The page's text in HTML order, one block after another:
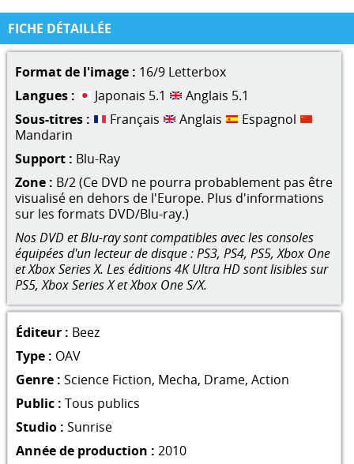
FICHE DÉTAILLÉE
Format de l'image : 16/9 Letterbox
Langues :
Japonais 5.1
Anglais 5.1
Sous-titres :
Français Anglais
Espagnol
Mandarin
Support : Blu-Ray
Zone : B/2 (Ce DVD ne pourra probablement pas être
visualisé en dehors de l'Europe. Plus d'informations
sur les formats DVD/Blu-ray.)
Nos DVD et Blu-ray sont compatibles avec les consoles
équipées d'un lecteur de disque : PS3, PS4, PS5, Xbox One
et Xbox Series X. Les éditions 4K Ultra HD sont lisibles sur
PS5, Xbox Series X et Xbox One S/X.
Éditeur : Beez
Type : OAV
Genre : Science Fiction, Mecha, Drame, Action
Public : Tous publics
Studio : Sunrise
Année de production : 2010